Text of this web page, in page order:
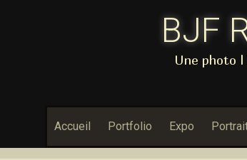
BJF
Une photo
Accueil Portfolio Expo